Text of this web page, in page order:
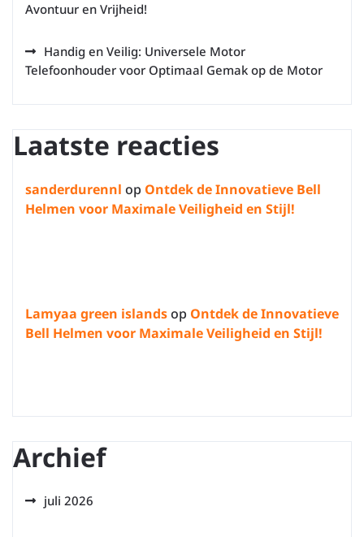
Avontuur en Vrijheid!
Handig en Veilig: Universele Motor
Telefoonhouder voor Optimaal Gemak op de Motor
Laatste reacties
sanderdurennl op Ontdek de Innovatieve Bell
Helmen voor Maximale Veiligheid en Stijl!
Lamyaa green islandsop Ontdek de Innovatieve
Bell Helmen voor Maximale Veiligheid en Stijl!
Archief
juli 2026